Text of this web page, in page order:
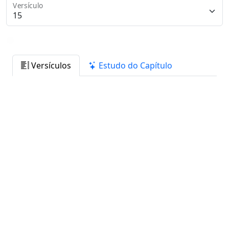
Versículo
Versículos Estudo do Capítulo